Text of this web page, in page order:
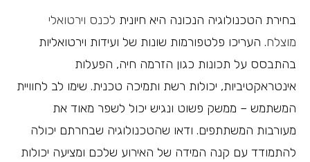
בחירת הטכנולוגיה הנכונה היא חיונית לכנס וירטואלי
מוצלח. העריכו פלטפורמות שונות של ועידות וירטואליות
בהתבסס על תכונות כגון הזרמה חיה, הפעלות
אינטראקטיביות, יכולות רשת ותמיכה טכנית. שימו לב לחוויית
המשתמש – ממשק פשוט ונגיש יכול לשפר מאוד את
מעורבות המשתתפים. ודאו שהטכנולוגיה שבחרתם יכולה
להתמודד עם קנה המידה של האירוע שלכם ומציעה יכולות